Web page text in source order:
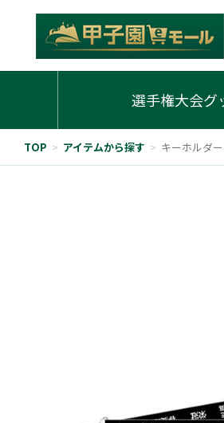
選手権大会グ
TOP > アイテムから探す > キーホルダ